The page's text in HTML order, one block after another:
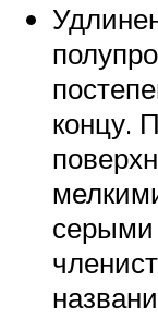
концу.
серыми